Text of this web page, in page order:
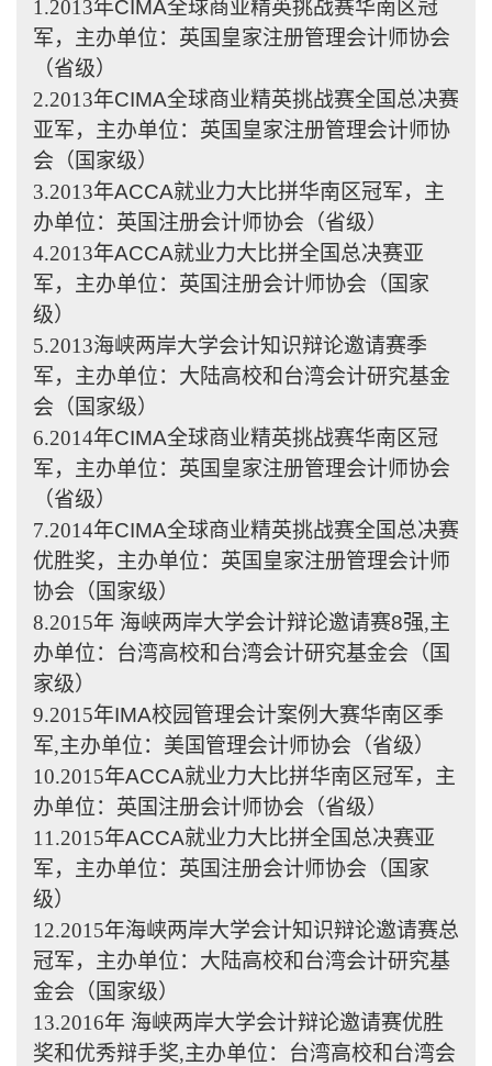
1.2013年CIMA全球商业精英挑战赛华南区冠
军，主办单位：英国皇家注册管理会计师协会
（省级）
2.2013年CIMA全球商业精英挑战赛全国总决赛
亚军，主办单位：英国皇家注册管理会计师协
会（国家级）
3.2013年ACCA就业力大比拼华南区冠军，主
办单位：英国注册会计师协会（省级）
4.2013年ACCA就业力大比拼全国总决赛亚
军，主办单位：英国注册会计师协会（国家
级）
5.2013海峡两岸大学会计知识辩论邀请赛季
军，主办单位：大陆高校和台湾会计研究基金
会（国家级）
6.2014年CIMA全球商业精英挑战赛华南区冠
军，主办单位：英国皇家注册管理会计师协会
（省级）
7.2014年CIMA全球商业精英挑战赛全国总决赛
优胜奖，主办单位：英国皇家注册管理会计师
协会（国家级）
8.2015年 海峡两岸大学会计辩论邀请赛8强,主
办单位：台湾高校和台湾会计研究基金会（国
家级）
9.2015年IMA校园管理会计案例大赛华南区季
军,主办单位：美国管理会计师协会（省级）
10.2015年ACCA就业力大比拼华南区冠军，主
办单位：英国注册会计师协会（省级）
11.2015年ACCA就业力大比拼全国总决赛亚
军，主办单位：英国注册会计师协会（国家
级）
12.2015年海峡两岸大学会计知识辩论邀请赛总
冠军，主办单位：大陆高校和台湾会计研究基
金会（国家级）
13.2016年 海峡两岸大学会计辩论邀请赛优胜
奖和优秀辩手奖,主办单位：台湾高校和台湾会